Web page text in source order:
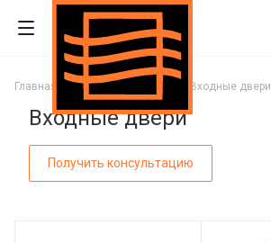
Главная Каталог Входные двери
Входные двери
Получить консультацию